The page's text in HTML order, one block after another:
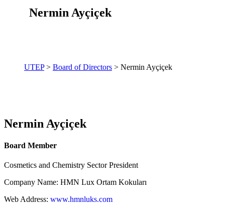
Nermin Ayçiçek
UTEP> Board of Directors > Nermin Ayçiçek
Nermin Ayçiçek
Board Member
Cosmetics and Chemistry Sector President
Company Name: HMN Lux Ortam Kokuları
Web Address: www.hmnluks.com